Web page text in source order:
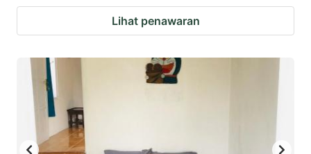
Lihat penawaran